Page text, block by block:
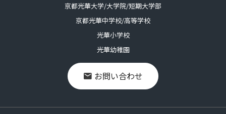
京都光華大学/大学院/短期大学部
京都光華中学校/高等学校
光華小学校
光華幼稚園
お問い合わせ